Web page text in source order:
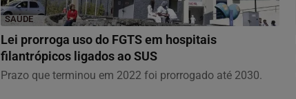
SAÚDE
Lei prorroga uso do FGTS em hospitais
filantrópicos ligados ao SUS
Prazo que terminou em 2022 foi prorrogado até 2030.